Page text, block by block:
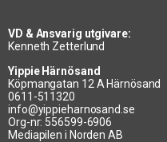
VD & Ansvarig utgivare:
Kenneth Zetterlund
Yippie Härnösand
Köpmangatan 12 A Härnösand
0611-511320
info@yippieharnosand.se
Org-nr: 556599-6906
Mediapilen i Norden AB